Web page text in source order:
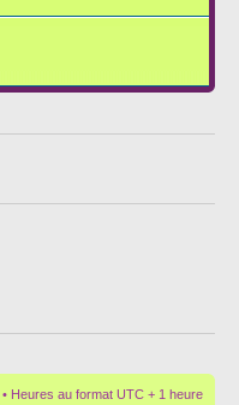
• Heures au format UTC + 1 heure